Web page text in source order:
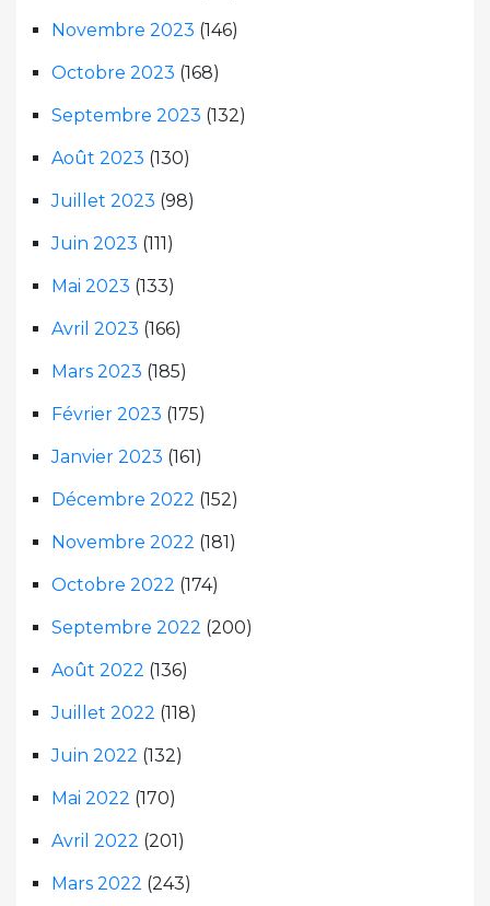
Novembre 2023 (146)
Octobre 2023 (168)
Septembre 2023 (132)
Août 2023 (130)
Juillet 2023 (98)
Juin 2023 (111)
Mai 2023 (133)
Avril 2023 (166)
Mars 2023 (185)
Février 2023 (175)
Janvier 2023 (161)
Décembre 2022 (152)
Novembre 2022 (181)
Octobre 2022 (174)
Septembre 2022 (200)
Août 2022 (136)
Juillet 2022 (118)
Juin 2022 (132)
Mai 2022 (170)
Avril 2022 (201)
Mars 2022 (243)